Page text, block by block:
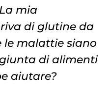
mia
di glutine da
le malattie siano
di alimenti
aiutare?